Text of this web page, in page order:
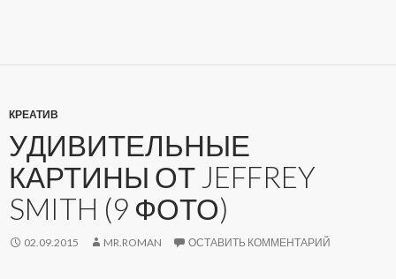
КРЕАТИВ
УДИВИТЕЛЬНЫЕ
КАРТИНЫ ОТ JEFFREY
SMITH (9 ФОТО)
02.09.2015 MR.ROMAN ОСТАВИТЬ КОММЕНТАРИЙ